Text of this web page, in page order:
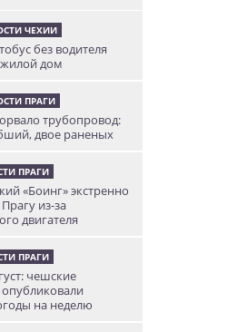
ЧЕХИИ
без водителя
жилой дом
ПРАГИ
трубопровод:
двое раненых
ПРАГИ
«Боинг» экстренно
из-за
двигателя
ПРАГИ
чешские
на неделю